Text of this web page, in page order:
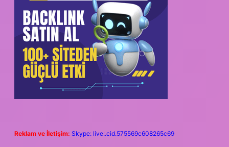
Reklam ve İletişim: Skype: live:.cid.575569c608265c69